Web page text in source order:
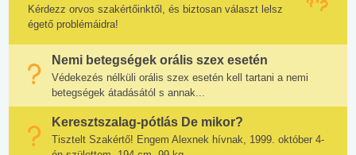
Kérdezz orvos szakértőinktől, és biztosan választ lelsz
égető problémáidra!
Nemi betegségek orális szex esetén
Védekezés nélküli orális szex esetén kell tartani a nemi
betegségek átadásától s annak...
Keresztszalag-pótlás De mikor?
Tisztelt Szakértő! Engem Alexnek hívnak, 1999. október 4-